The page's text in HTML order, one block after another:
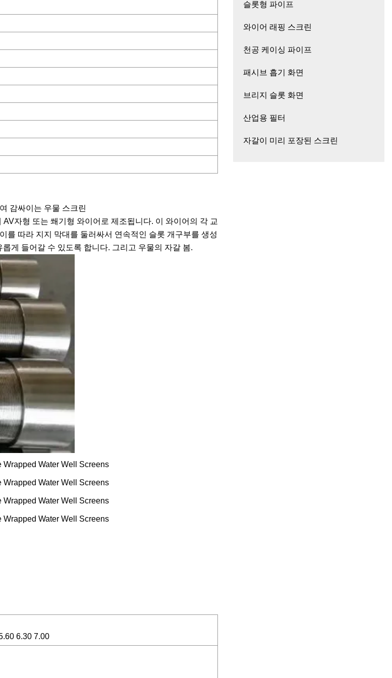
감싸이는 우물 스크린
자형 또는 쐐기형 와이어로 제조됩니다. 이 와이어의 각 교
를 따라 지지 막대를 둘러싸서 연속적인 슬롯 개구부를 생성
게 들어갈 수 있도록 합니다. 그리고 우물의 자갈 봄.
6.30 7.00
슬롯형 파이프
와이어 래핑 스크린
천공 케이싱 파이프
패시브 흡기 화면
브리지 슬롯 화면
산업용 필터
자갈이 미리 포장된 스크린